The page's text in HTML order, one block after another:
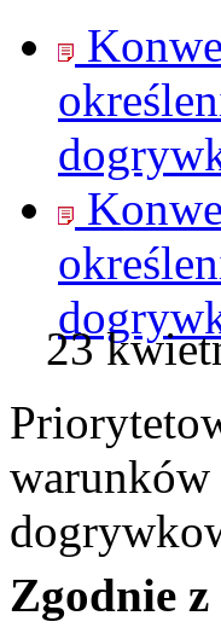
23
warunków
Zgodnie